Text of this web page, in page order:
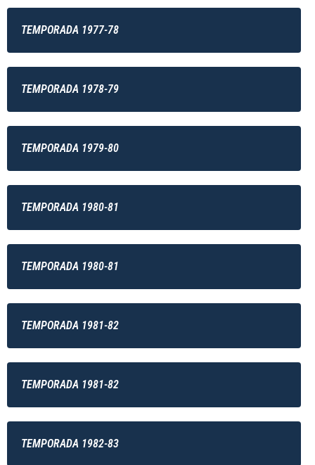
TEMPORADA 1977-78
TEMPORADA 1978-79
TEMPORADA 1979-80
TEMPORADA 1980-81
TEMPORADA 1980-81
TEMPORADA 1981-82
TEMPORADA 1981-82
TEMPORADA 1982-83